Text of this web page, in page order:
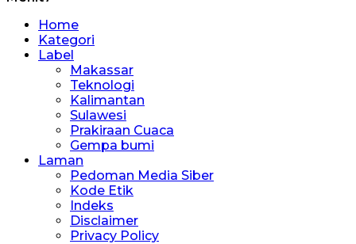
Home
Kategori
Label
Makassar
Teknologi
Kalimantan
Sulawesi
Prakiraan Cuaca
Gempa bumi
Laman
Pedoman Media Siber
Kode Etik
Indeks
Disclaimer
Privacy Policy